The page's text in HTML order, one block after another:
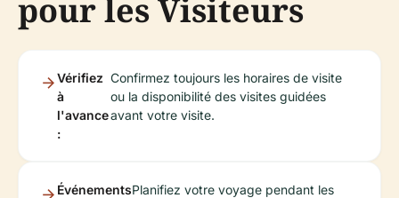
pour les Visiteurs
Vérifiez
à
l'avance
:
Confirmez toujours les horaires de visite
ou la disponibilité des visites guidées
avant votre visite.
ÉvénementsPlanifiez votre voyage pendant les